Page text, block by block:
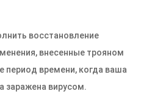
восстановление
внесенные трояном
период времени, когда ваша
заражена вирусом.